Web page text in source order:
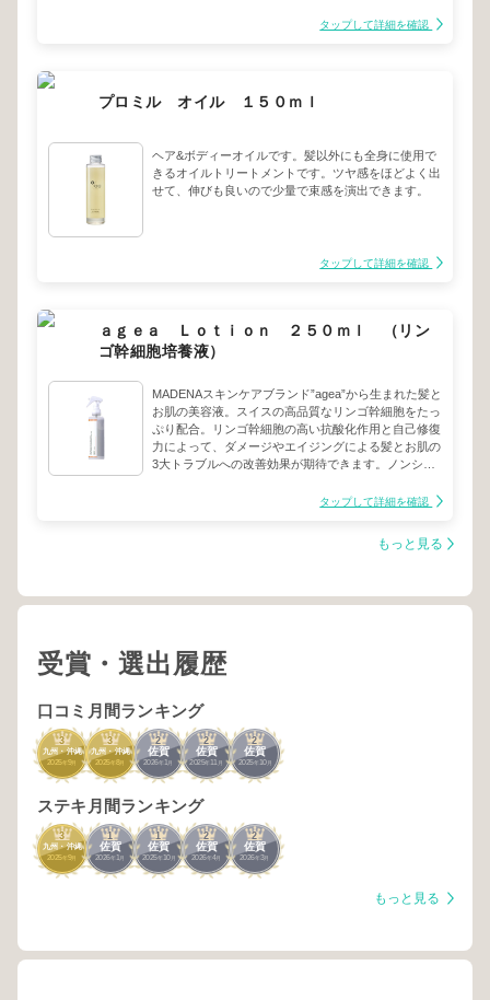
っかりしたウェーブを表現。 ハニーワックスが毛束
タップして詳細を確認
プロミル オイル １５０ｍｌ
ヘア&ボディーオイルです。髪以外にも全身に使用で
きるオイルトリートメントです。ツヤ感をほどよく出
せて、伸びも良いので少量で束感を演出できます。
タップして詳細を確認
ａｇｅａ Ｌｏｔｉｏｎ ２５０ｍｌ （リン
ゴ幹細胞培養液）
MADENAスキンケアブランド”agea”から生まれた髪と
お肌の美容液。スイスの高品質なリンゴ幹細胞をたっ
ぷり配合。リンゴ幹細胞の高い抗酸化作用と自己修復
力によって、ダメージやエイジングによる髪とお肌の
3大トラブルへの改善効果が期待できます。ノンシリ
タップして詳細を確認
もっと見る
受賞・選出履歴
口コミ月間ランキング
3
九州・沖縄
2025年 9
3
九州・沖縄
2025年 8月
2
佐賀
2026年 1
2
佐賀
2025年 11
2
佐賀
2025年 10
ステキ月間ランキング
3
九州・沖縄
2025年 9
1
佐賀
2026年 1
1
佐賀
2025年 10
2
佐賀
2026年 4月
2
佐賀
2026年 3月
もっと見る